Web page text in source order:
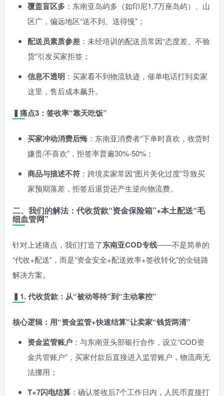
覆盖盲区多 ：东南亚岛屿多（如印尼1.7万座岛屿）、山
区广，偏远地区“送不到、送得慢”；
配送员素质参差 ：未经培训的配送员常因“态度差、不验
货”引发买家拒签；
信息不透明 ：买家看不到物流轨迹，催单电话打到卖家
这里，售后成本飙升。
▍痛点3：签收率“靠天吃饭”
买家冲动消费后悔 ：东南亚消费者“下单时喜欢，收货时
嫌贵/不喜欢”，拒签率普遍30%-50%；
商品与描述不符 ：跨境卖家常因“图片美化过度”导致买
家预期落差，拒签后退货还产生逆向物流费。
二、我们的解法：代收货款“资金保险箱”+本土配送“毛
细血管网”
针对上述痛点，我们打造了东南亚COD专线——不是简单的
“代收+配送”，而是“资金安全+配送效率+签收转化”的全链路
解决方案。
▍1. 代收货款：从“被动等待”到“主动掌控”
核心逻辑：用“资金监管+快速结算”让卖家“钱货两清”
资金监管账户 ：与东南亚头部银行合作，设立“COD资
金共管账户”，买家付款后直接进入监管账户，物流商无
法挪用；
T+7闪电结算 ：确认签收后7个工作日内，人民币直接打